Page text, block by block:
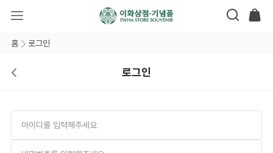
홈 로그인
로그인